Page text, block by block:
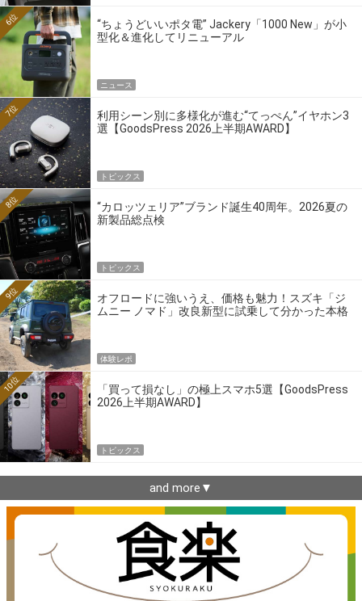
“ちょうどいいポタ電” Jackery「1000 New」が小
型化＆進化してリニューアル
6位
ニュース
利用シーン別に多様化が進む“てっぺん”イヤホン3
選【GoodsPress 2026上半期AWARD】
7位
トピックス
“カロッツェリア”ブランド誕生40周年。2026夏の
新製品総点検
8位
トピックス
オフロードに強いうえ、価格も魅力！スズキ「ジ
ムニー ノマド」改良新型に試乗して分かった本格
9位
体験レポ
「買って損なし」の極上スマホ5選【GoodsPress
2026上半期AWARD】
10位
トピックス
and more▼